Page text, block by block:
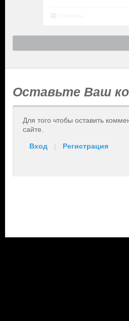
Оставьте Ваш
Для того чтобы оставить
сайте.
Вход | Регистрация